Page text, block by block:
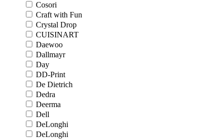
Cosori
Craft with Fun
Crystal Drop
CUISINART
Daewoo
Dallmayr
Day
DD-Print
De Dietrich
Dedra
Deerma
Dell
DeLonghi
DeLonghi